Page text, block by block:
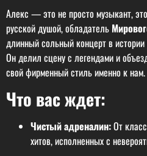
Алекс — это не просто музыкант,
русской душой, обладатель
длинный сольный концерт в
Он делил сцену с легендами и
свой фирменный стиль именно к нам.
Что вас ждет:
Чистый адреналин:От
хитов, исполненных с